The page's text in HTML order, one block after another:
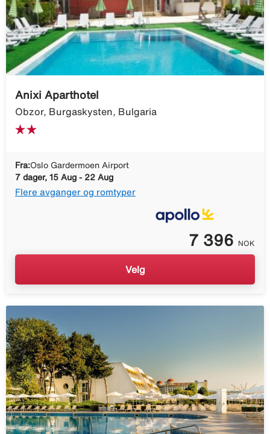
Anixi Aparthotel
Obzor, Burgaskysten, Bulgaria
Fra:Oslo Gardermoen Airport
7 dager, 15 Aug - 22 Aug
Flere avganger og romtyper
7 396 NOK
Velg